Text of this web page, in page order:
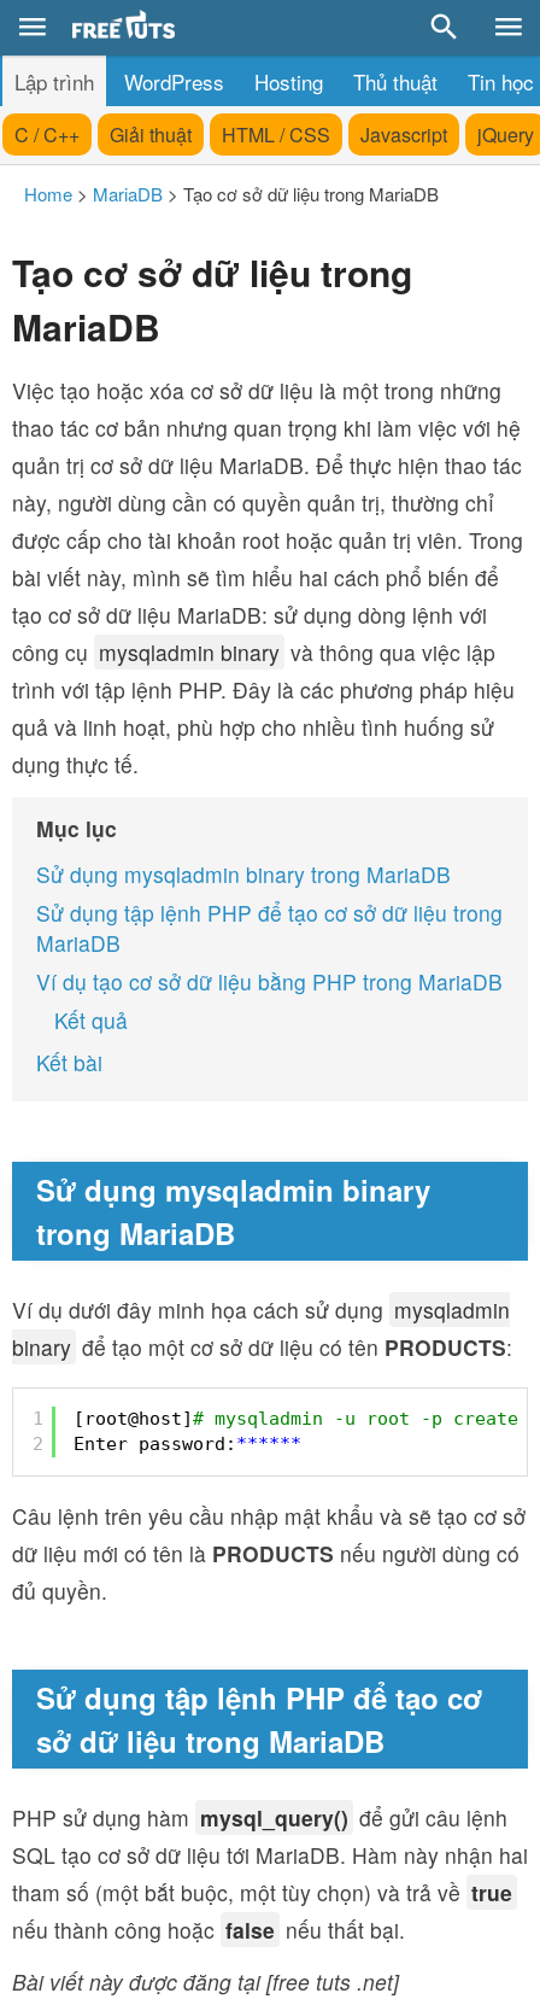
Lập trình WordPress Hosting Thủ thuật Tin học
C / C++ Giải thuật HTML / CSS Javascript jQuery
Home > MariaDB > Tạo cơ sở dữ liệu trong MariaDB
Tạo cơ sở dữ liệu trong
MariaDB
Việc tạo hoặc xóa cơ sở dữ liệu là một trong những
thao tác cơ bản nhưng quan trọng khi làm việc với hệ
quản trị cơ sở dữ liệu MariaDB. Để thực hiện thao tác
này, người dùng cần có quyền quản trị, thường chỉ
được cấp cho tài khoản root hoặc quản trị viên. Trong
bài viết này, mình sẽ tìm hiểu hai cách phổ biến để
tạo cơ sở dữ liệu MariaDB: sử dụng dòng lệnh với
công cụ mysqladmin binary và thông qua việc lập
trình với tập lệnh PHP. Đây là các phương pháp hiệu
quả và linh hoạt, phù hợp cho nhiều tình huống sử
dụng thực tế.
Mục lục
Sử dụng mysqladmin binary trong MariaDB
Sử dụng tập lệnh PHP để tạo cơ sở dữ liệu trong
MariaDB
Ví dụ tạo cơ sở dữ liệu bằng PHP trong MariaDB
Kết quả
Kết bài
Sử dụng mysqladmin binary
trong MariaDB
Ví dụ dưới đây minh họa cách sử dụng mysqladmin
binary để tạo một cơ sở dữ liệu có tên PRODUCTS:
1
2
[root@host]# mysqladmin -u root -p create
Enter password: ******
Câu lệnh trên yêu cầu nhập mật khẩu và sẽ tạo cơ sở
dữ liệu mới có tên là PRODUCTS nếu người dùng có
đủ quyền.
Sử dụng tập lệnh PHP để tạo cơ
sở dữ liệu trong MariaDB
PHP sử dụng hàm mysql_query() để gửi câu lệnh
SQL tạo cơ sở dữ liệu tới MariaDB. Hàm này nhận hai
tham số (một bắt buộc, một tùy chọn) và trả về true
nếu thành công hoặc false nếu thất bại.
Bài viết này được đăng tại [free tuts .net]